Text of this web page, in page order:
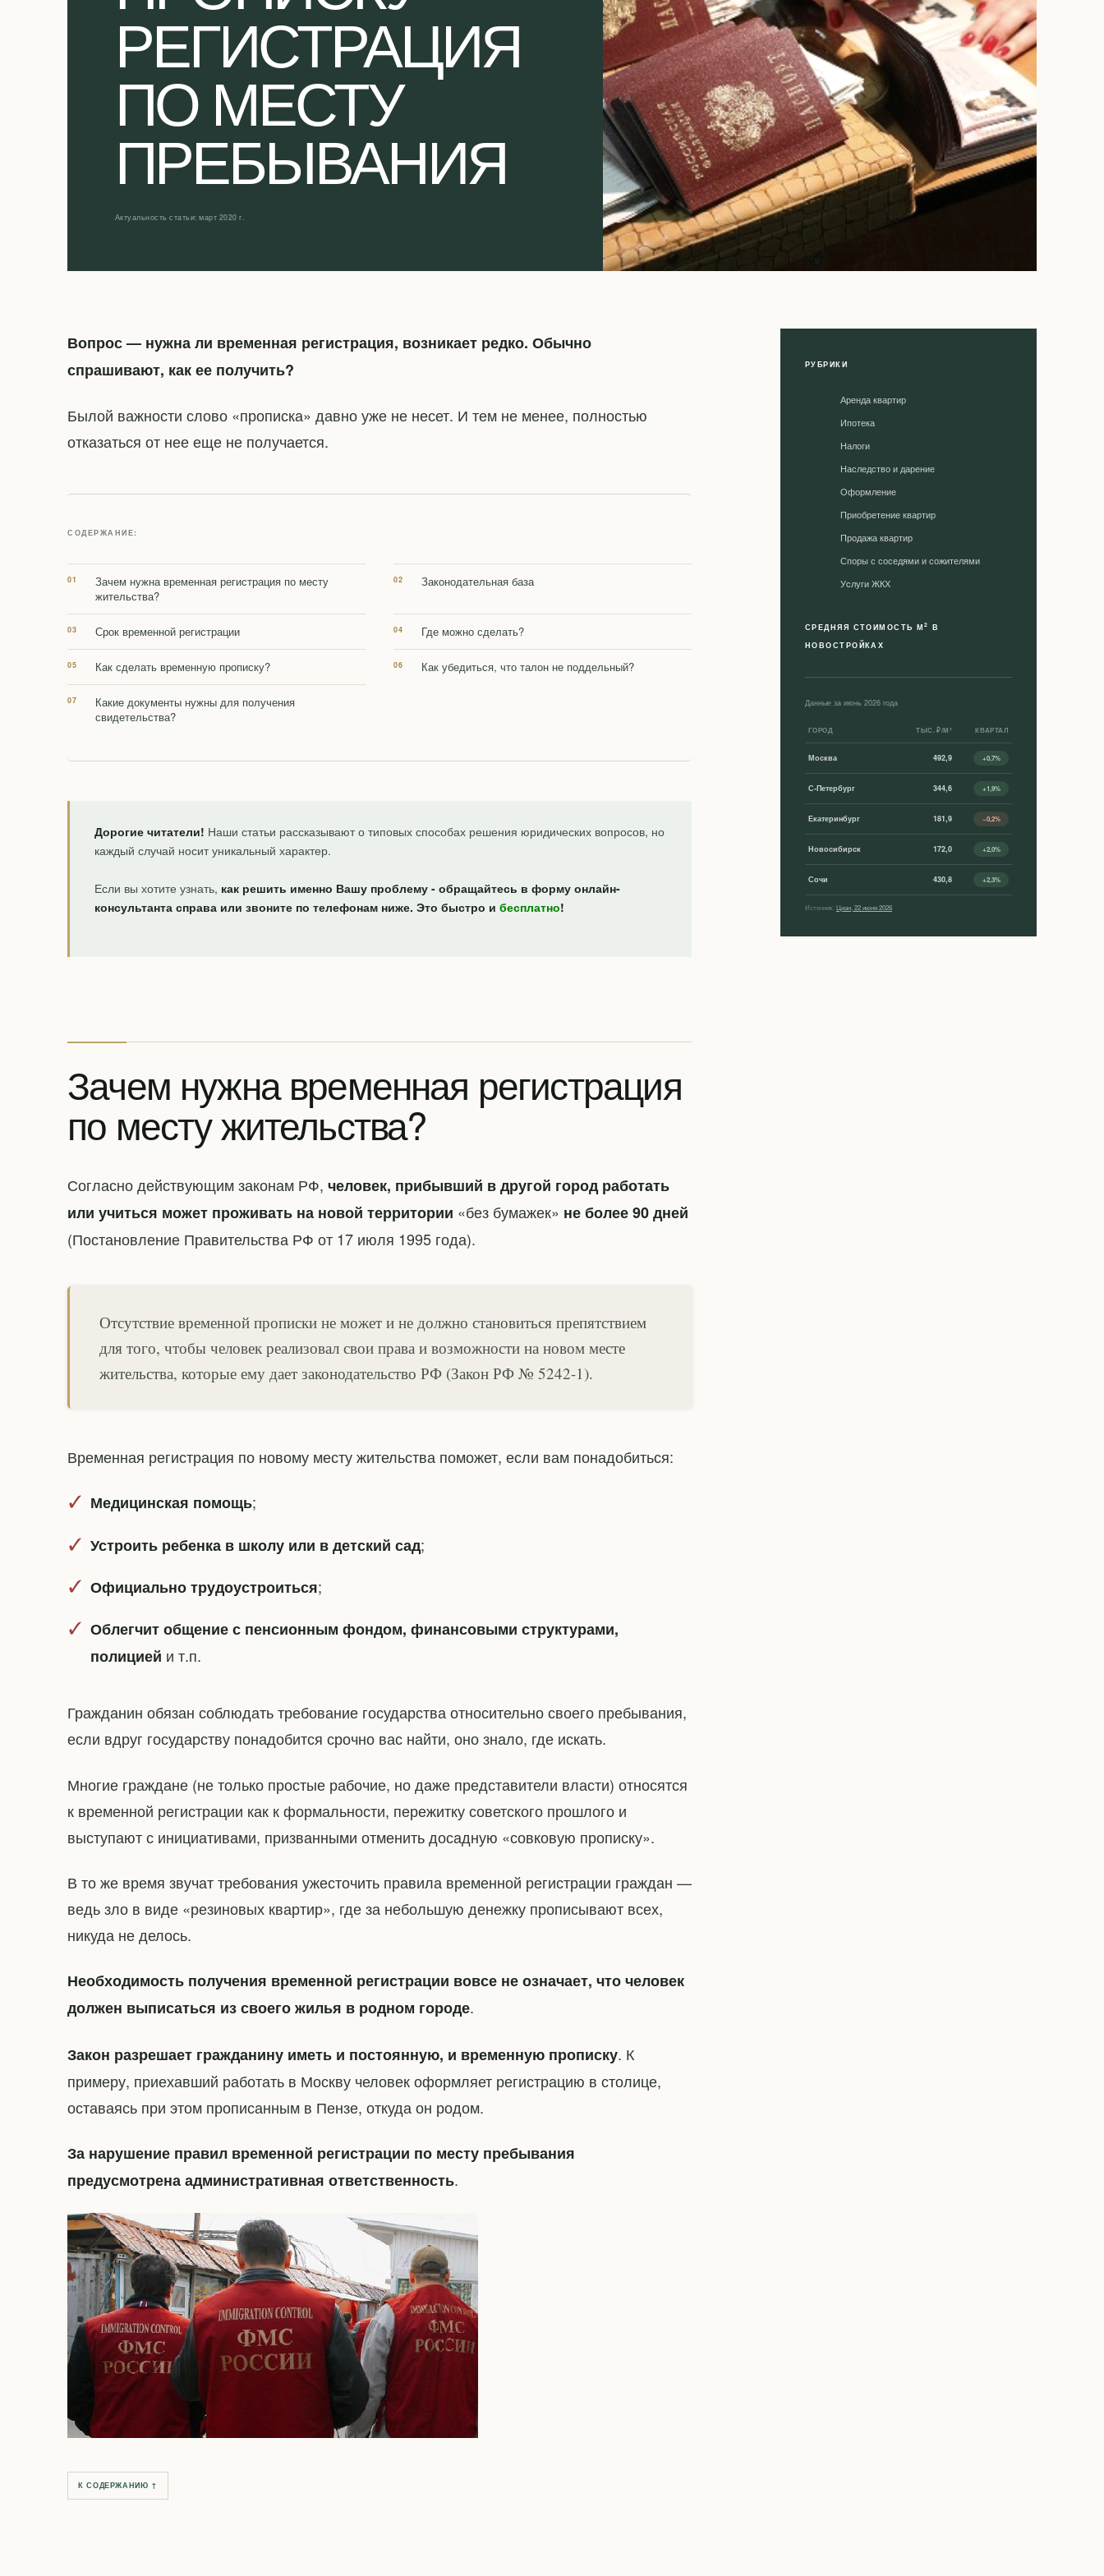
РЕГИСТРАЦИЯ
ПО МЕСТУ
ПРЕБЫВАНИЯ
Актуальность статьи: март 2020 г.
Вопрос — нужна ли временная регистрация, возникает редко. Обычно
спрашивают, как ее получить?
Былой важности слово «прописка» давно уже не несет. И тем не менее, полностью
отказаться от нее еще не получается.
СОДЕРЖАНИЕ:
Зачем нужна временная регистрация по месту
жительства?
Законодательная база
Срок временной регистрации Где можно сделать?
Как сделать временную прописку? Как убедиться, что талон не поддельный?
Какие документы нужны для получения
свидетельства?
Дорогие читатели! Наши статьи рассказывают о типовых способах решения юридических вопросов, но
каждый случай носит уникальный характер.
Если вы хотите узнать, как решить именно Вашу проблему - обращайтесь в форму онлайн-
консультанта справа или звоните по телефонам ниже. Это быстро и бесплатно!
Зачем нужна временная регистрация
по месту жительства?
Согласно действующим законам РФ, человек, прибывший в другой город работать
или учиться может проживать на новой территории «без бумажек» не более 90 дней
(Постановление Правительства РФ от 17 июля 1995 года).
Отсутствие временной прописки не может и не должно становиться препятствием
для того, чтобы человек реализовал свои права и возможности на новом месте
жительства, которые ему дает законодательство РФ (Закон РФ № 5242-1).
Временная регистрация по новому месту жительства поможет, если вам понадобиться:
Медицинская помощь;
Устроить ребенка в школу или в детский сад;
Официально трудоустроиться;
Облегчит общение с пенсионным фондом, финансовыми структурами,
полицией и т.п.
Гражданин обязан соблюдать требование государства относительно своего пребывания,
если вдруг государству понадобится срочно вас найти, оно знало, где искать.
Многие граждане (не только простые рабочие, но даже представители власти) относятся
к временной регистрации как к формальности, пережитку советского прошлого и
выступают с инициативами, призванными отменить досадную «совковую прописку».
В то же время звучат требования ужесточить правила временной регистрации граждан —
ведь зло в виде «резиновых квартир», где за небольшую денежку прописывают всех,
никуда не делось.
Необходимость получения временной регистрации вовсе не означает, что человек
должен выписаться из своего жилья в родном городе.
Закон разрешает гражданину иметь и постоянную, и временную прописку. К
примеру, приехавший работать в Москву человек оформляет регистрацию в столице,
оставаясь при этом прописанным в Пензе, откуда он родом.
За нарушение правил временной регистрации по месту пребывания
предусмотрена административная ответственность.
К СОДЕРЖАНИЮ ↑
РУБРИКИ
Аренда квартир
Ипотека
Налоги
Наследство и дарение
Оформление
Приобретение квартир
Продажа квартир
Споры с соседями и сожителями
Уcлуги ЖКХ
СРЕДНЯЯ СТОИМОСТЬ М2 В
НОВОСТРОЙКАХ
Данные за июнь 2026 года
ГОРОД ТЫС. ₽/М² КВАРТАЛ
Москва 492,9 +0,7%
С-Петербург 344,6 +1,9%
Екатеринбург 181,9 −0,2%
Новосибирск 172,0 +2,0%
Сочи 430,8 +2,3%
Источник:Циан, 22 июня 2026